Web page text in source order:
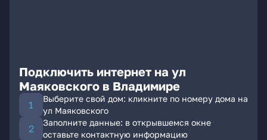
Подключить интернет на ул
Маяковского в Владимире
Выберите свой дом: кликните по номеру дома на
ул Маяковского
Заполните данные: в открывшемся окне
оставьте контактную информацию